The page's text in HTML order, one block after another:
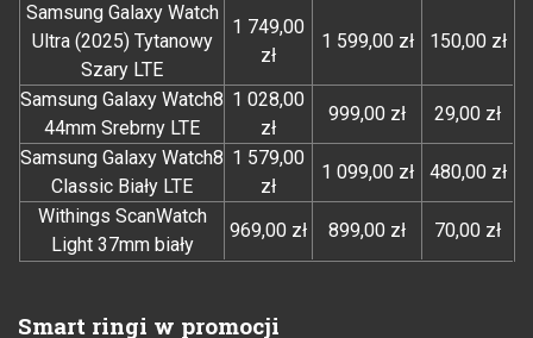
Samsung Galaxy Watch
Ultra (2025) Tytanowy
Szary LTE
1 749,00
zł
1 599,00 zł 150,00 zł
Samsung Galaxy Watch8
44mm Srebrny LTE
1 028,00
zł
999,00 zł
29,00 zł
Samsung Galaxy Watch8
Classic Biały LTE
1 579,00
zł
1 099,00 zł
480,00 zł
Withings ScanWatch
Light 37mm biały
969,00 zł 899,00 zł 70,00 zł
Smart ringi w promocji